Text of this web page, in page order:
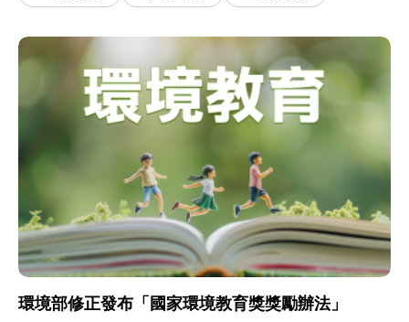
環境部修正發布「國家環境教育獎獎勵辦法」